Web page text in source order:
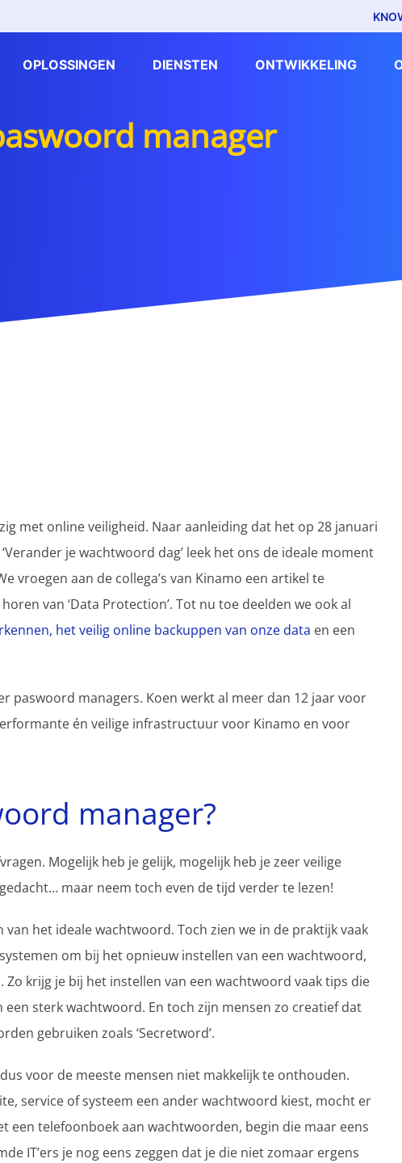
OPLOSSINGEN DIENSTEN ONTWIKKELING
manager
met online veiligheid. Naar aanleiding dat het op 28 januari
je wachtwoord dag’ leek het ons de ideale moment
vroegen aan de collega’s van Kinamo een artikel te
van ‘Data Protection’. Tot nu toe deelden we ook al
het veilig online backuppen van onze data en een
paswoord managers. Koen werkt al meer dan 12 jaar voor
én veilige infrastructuur voor Kinamo en voor
manager?
Mogelijk heb je gelijk, mogelijk heb je zeer veilige
maar neem toch even de tijd verder te lezen!
het ideale wachtwoord. Toch zien we in de praktijk vaak
om bij het opnieuw instellen van een wachtwoord,
krijg je bij het instellen van een wachtwoord vaak tips die
een sterk wachtwoord. En toch zijn mensen zo creatief dat
gebruiken zoals ‘Secretword’.
voor de meeste mensen niet makkelijk te onthouden.
service of systeem een ander wachtwoord kiest, mocht er
een telefoonboek aan wachtwoorden, begin die maar eens
IT’ers je nog eens zeggen dat je die niet zomaar ergens